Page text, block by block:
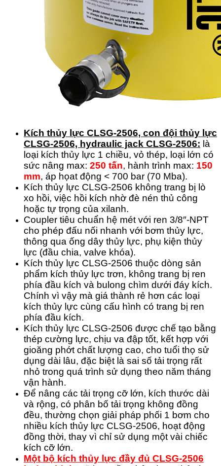
Kích thủy lực CLSG-2506, con đội thủy lực
CLSG-2506, hydraulic jack CLSG-2506: là
loại kích thủy lực 1 chiều, vỏ thép, loại lớn có
sức nâng max: 250 tấn, hành trình max: 150
mm, áp họat động < 700 bar (70 Mba).
Kích thủy lực CLSG-2506 không trang bị lò
xo hồi, việc hồi kích nhờ đè nén thủ công
hoặc tự trọng của xilanh.
Coupler tiêu chuẩn hệ mét với ren 3/8″-NPT
cho phép đấu nối nhanh với bơm thủy lực,
thông qua ống dây thủy lực, phụ kiện thủy
lực (đầu chia, valve khóa).
Kích thủy lực CLSG-2506 thuộc dòng sản
phẩm kích thủy lực trơn, không trang bị ren
phía đầu kích và bulong chìm dưới đáy kích.
Chính vì vậy mà giá thành rẻ hơn các loại
kích thủy lực cùng cấu hình có trang bị ren
phía đầu kích.
Kích thủy lực CLSG-2506 được chế tạo bằng
thép cường lực, chịu va đập tốt, kết hợp với
gioăng phớt chất lượng cao, cho tuổi thọ sử
dụng dài lâu, đặc biệt là sai số tải trọng rất
nhỏ trong quá trình sử dụng theo năm tháng
vận hành.
Để nâng các tải trọng cỡ lớn, kích thước dài
và rộng, có phân bố tải trọng không đồng
đều, thường chọn giải pháp phối 1 bơm cho
nhiều kích thủy lực CLSG-2506, hoạt động
đồng thời, thay vì chỉ sử dụng một vài chiếc
kích cỡ lớn.
Một bộ kích thủy lực đầy đủ CLSG-2506